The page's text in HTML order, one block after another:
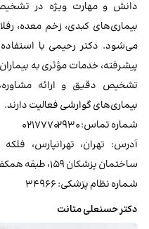
دانش و مهارت ویژه در
بیماری‌های کبدی، زخم معده،
می‌شود. دکتر رحیمی با
پیشرفته، خدمات مؤثری به
تشخیص دقیق و ارائه
بیماری‌های گوارشی فعالیت دارند.
شماره تماس: ۰۲۱۷۷۷۰۲۹۳۰
آدرس: تهران، تهرانپارس،
ساختمان پزشکان ۱۵۹، طبقه همکف
شماره نظام پزشکی: ۳۴۹۶۶
دکتر حسنعلی متانت